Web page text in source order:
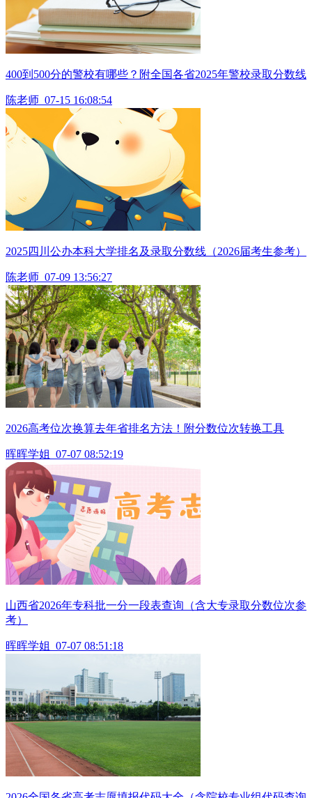
400到500分的警校有哪些？附全国各省2025年警校录取分数线
陈老师 07-15 16:08:54
2025四川公办本科大学排名及录取分数线（2026届考生参考）
陈老师 07-09 13:56:27
2026高考位次换算去年省排名方法！附分数位次转换工具
晖晖学姐 07-07 08:52:19
山西省2026年专科批一分一段表查询（含大专录取分数位次参
考）
晖晖学姐 07-07 08:51:18